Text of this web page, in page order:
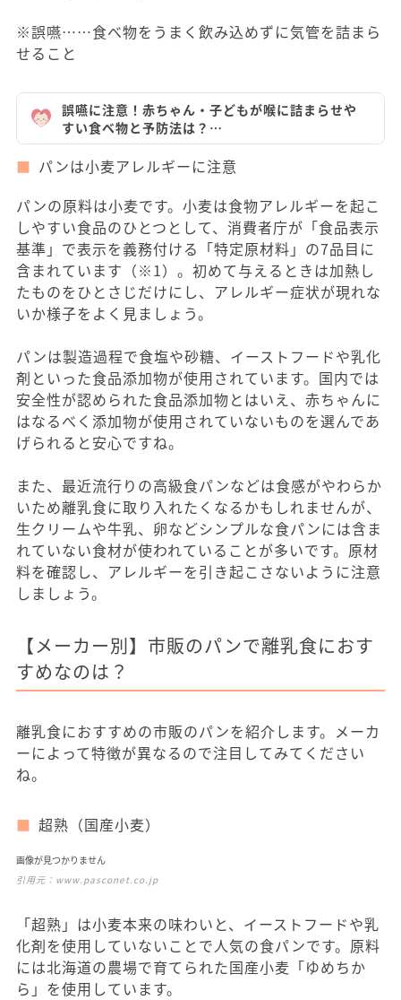
※誤嚥……食べ物をうまく飲み込めずに気管を詰まら
せること
誤嚥に注意！赤ちゃん・子どもが喉に詰まらせや
すい食べ物と予防法は？…
パンは小麦アレルギーに注意
パンの原料は小麦です。小麦は食物アレルギーを起こ
しやすい食品のひとつとして、消費者庁が「食品表示
基準」で表示を義務付ける「特定原材料」の7品目に
含まれています（※1）。初めて与えるときは加熱し
たものをひとさじだけにし、アレルギー症状が現れな
いか様子をよく見ましょう。
パンは製造過程で食塩や砂糖、イーストフードや乳化
剤といった食品添加物が使用されています。国内では
安全性が認められた食品添加物とはいえ、赤ちゃんに
はなるべく添加物が使用されていないものを選んであ
げられると安心ですね。
また、最近流行りの高級食パンなどは食感がやわらか
いため離乳食に取り入れたくなるかもしれませんが、
生クリームや牛乳、卵などシンプルな食パンには含ま
れていない食材が使われていることが多いです。原材
料を確認し、アレルギーを引き起こさないように注意
しましょう。
【メーカー別】市販のパンで離乳食におす
すめなのは？
離乳食におすすめの市販のパンを紹介します。メーカ
ーによって特徴が異なるので注目してみてください
ね。
超熟（国産小麦）
画像が見つかりません
引用元： www.pasconet.co.jp
「超熟」は小麦本来の味わいと、イーストフードや乳
化剤を使用していないことで人気の食パンです。原料
には北海道の農場で育てられた国産小麦「ゆめちか
ら」を使用しています。